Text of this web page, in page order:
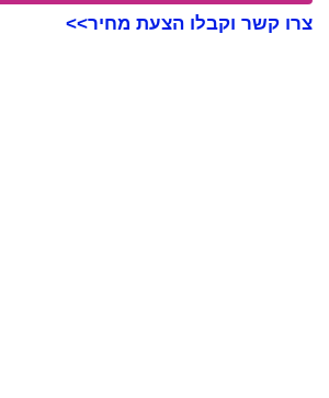
צרו קשר וקבלו הצעת מחיר>>